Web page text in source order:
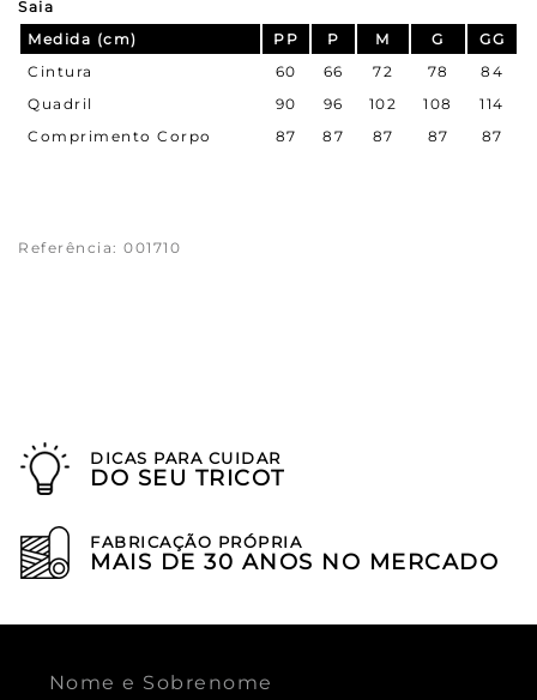
Saia
Medida (cm)
PP P M G
GG
Cintura
60 66 72 78
84
Quadril
90 96 102 108
114
Comprimento Corpo
87 87 87 87 87
Referência: 001710
DICAS PARA CUIDAR
DO SEU TRICOT
FABRICAÇÃO PRÓPRIA
MAIS DE 30 ANOS NO MERCADO